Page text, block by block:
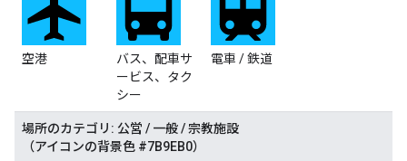
空港
バス、配車サ
ービス、タク
シー
電車 / 鉄道
場所のカテゴリ: 公営 / 一般 / 宗教施設
（アイコンの背景色 #7B9EB0）